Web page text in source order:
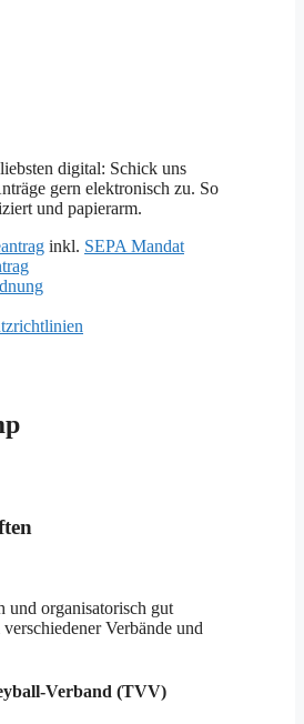
digital: Schick uns
gern elektronisch zu. So
und papierarm.
inkl. SEPA Mandat
und organisatorisch gut
Verbände und
Verband (TVV)